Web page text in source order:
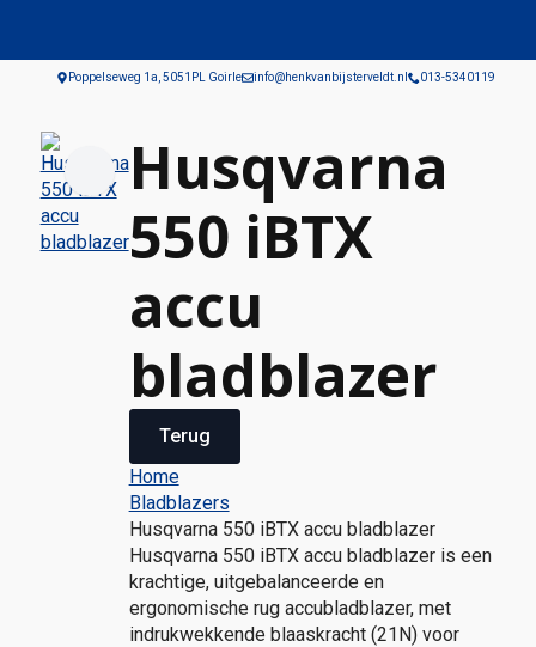
Poppelseweg 1a, 5051PL Goirle info@henkvanbijsterveldt.nl 013-5340119
Husqvarna
550 iBTX
accu
bladblazer
Terug
Home
Bladblazers
Husqvarna 550 iBTX accu bladblazer
Husqvarna 550 iBTX accu bladblazer is een
krachtige, uitgebalanceerde en
ergonomische rug accubladblazer, met
indrukwekkende blaaskracht (21N) voor